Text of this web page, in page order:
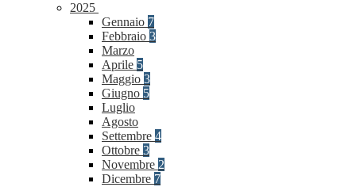
2025
Gennaio 7
Febbraio 3
Marzo
Aprile 5
Maggio 3
Giugno 5
Luglio
Agosto
Settembre 4
Ottobre 3
Novembre 2
Dicembre 7